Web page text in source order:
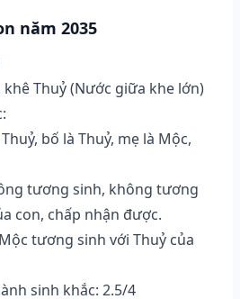
năm 2035
Thuỷ (Nước giữa khe lớn)
bố là Thuỷ, mẹ là Mộc,
tương sinh, không tương
con, chấp nhận được.
tương sinh với Thuỷ của
sinh khắc: 2.5/4